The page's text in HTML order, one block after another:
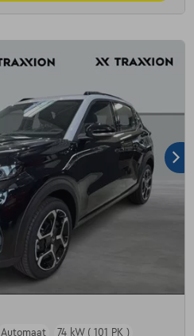
Automaat 74 kW ( 101 PK )